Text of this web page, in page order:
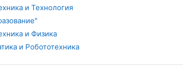
и Технология
и Физика
и Робототехника